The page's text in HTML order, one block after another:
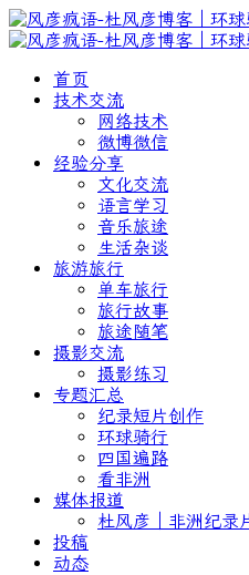
首页
技术交流
网络技术
微博微信
经验分享
文化交流
语言学习
音乐旅途
生活杂谈
旅游旅行
单车旅行
旅行故事
旅途随笔
摄影交流
摄影练习
专题汇总
纪录短片创作
环球骑行
四国遍路
看非洲
媒体报道
杜风彦｜非洲纪录
投稿
动态